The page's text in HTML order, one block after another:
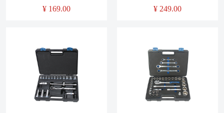
¥ 169.00 ¥ 249.00